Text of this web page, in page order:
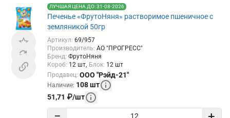
ЛУЧШАЯ ЦЕНА ДО: 31-08-2026
Печенье «ФрутоНяня» растворимое пшеничное с
земляникой 50гр
Артикул: 69/957
Производитель: АО "ПРОГРЕСС"
Бренд: ФрутоНяня
Короб: 12 шт Блок: 12 шт
Продавец: ООО "Рэйд-21"
Наличие: 108шт
51,71 ₽/шт